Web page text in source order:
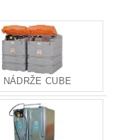
NÁDRŽE CUBE